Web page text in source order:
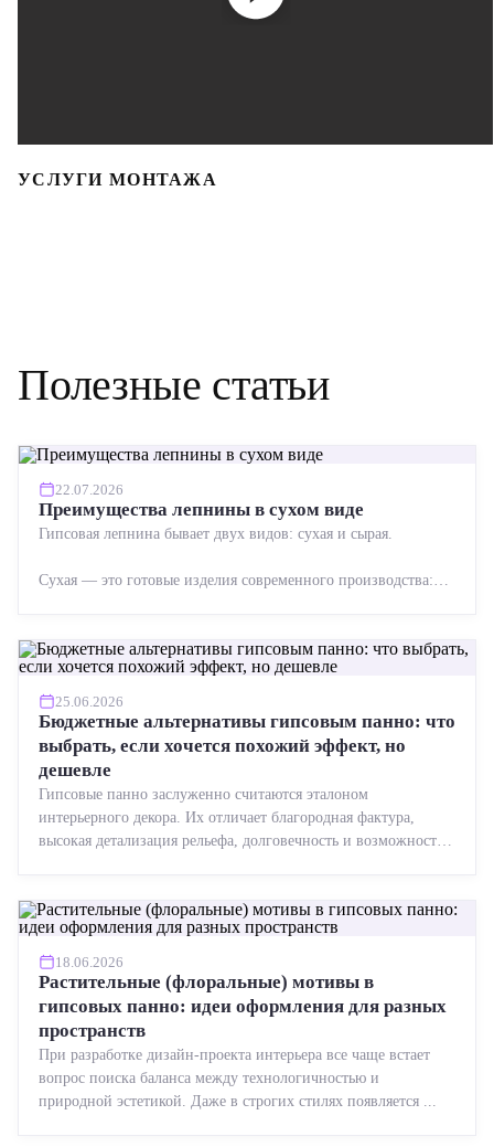
УСЛУГИ МОНТАЖА
Полезные статьи
22.07.2026
Преимущества лепнины в сухом виде
Гипсовая лепнина бывает двух видов: сухая и сырая.
Сухая — это готовые изделия современного производства:
25.06.2026
Бюджетные альтернативы гипсовым панно: что
выбрать, если хочется похожий эффект, но
дешевле
Гипсовые панно заслуженно считаются эталоном
интерьерного декора. Их отличает благородная фактура,
высокая детализация рельефа, долговечность и возможность
18.06.2026
Растительные (флоральные) мотивы в
гипсовых панно: идеи оформления для разных
пространств
При разработке дизайн-проекта интерьера все чаще встает
вопрос поиска баланса между технологичностью и
природной эстетикой. Даже в строгих стилях появляется ...